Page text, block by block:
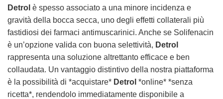
Detrol è spesso associato a una minore incidenza e
gravità della bocca secca, uno degli effetti collaterali più
fastidiosi dei farmaci antimuscarinici. Anche se Solifenacin
è un’opzione valida con buona selettività, Detrol
rappresenta una soluzione altrettanto efficace e ben
collaudata. Un vantaggio distintivo della nostra piattaforma
è la possibilità di *acquistare* Detrol *online* *senza
ricetta*, rendendolo immediatamente disponibile a